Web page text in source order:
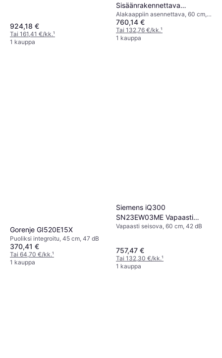
924,18 €
Tai 161,41 €/kk.¹
1 kauppa
Sisäänrakennettava
Astianpesukone
Alakaappiin asennettava, 60 cm,
44 dB
760,14 €
Tai 132,76 €/kk.¹
1 kauppa
Gorenje GI520E15X
Puoliksi integroitu, 45 cm, 47 dB
370,41 €
Tai 64,70 €/kk.¹
1 kauppa
Siemens iQ300
SN23EW03ME Vapaasti
Seisova Astianpesukone
Vapaasti seisova, 60 cm, 42 dB
757,47 €
Tai 132,30 €/kk.¹
1 kauppa